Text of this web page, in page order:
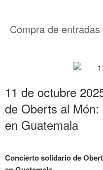
Compra de
11 de octubre
de Oberts al
en Guatemala
Concierto solidario de